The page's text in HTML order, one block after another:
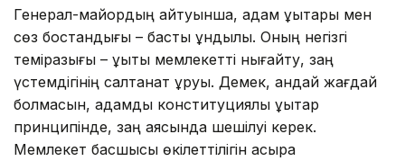
Генерал-майордың айтуынша, адам құқықтары мен
сөз бостандығы – басты құндылық. Оның негізгі
темірқазығы – құқықтық мемлекетті нығайту, заң
үстемдігінің салтанат құруы. Демек, қандай жағдай
болмасын, адамдық конституциялық құқықтар
принципінде, заң аясында шешілуі керек.
Мемлекет басшысы өкілеттілігін асыра